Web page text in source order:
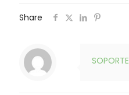
Share
SOPORTE